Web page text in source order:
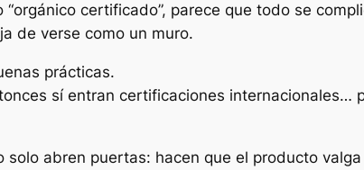
“orgánico certificado”, parece que todo se
de verse como un muro.
prácticas.
sí entran certificaciones internacionales…
abren puertas: hacen que el producto